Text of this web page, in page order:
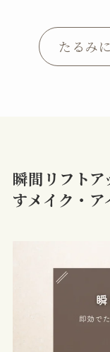
たるみ
瞬間リフト
すメイク・